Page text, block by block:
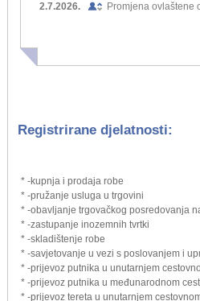
2.7.2026. Promjena ovlaštene
Registrirane djelatnosti:
* -kupnja i prodaja robe
* -pružanje usluga u trgovini
* -obavljanje trgovačkog posredovanja
* -zastupanje inozemnih tvrtki
* -skladištenje robe
* -savjetovanje u vezi s poslovanjem i
* -prijevoz putnika u unutarnjem
* -prijevoz putnika u međunarodnom
* -prijevoz tereta u unutarnjem